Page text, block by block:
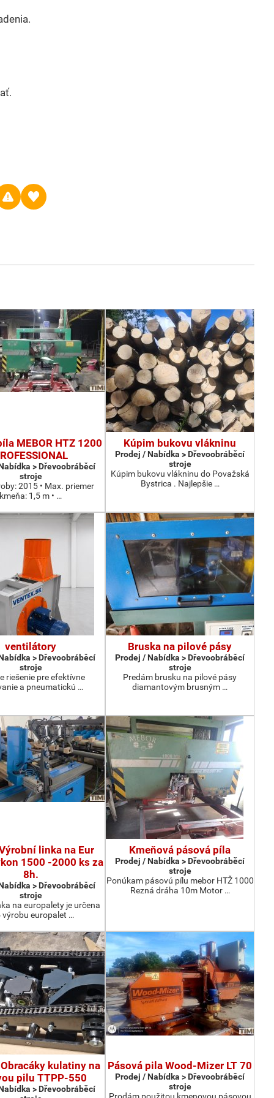
MEBOR HTZ 1200
> Dřevoobráběcí
stroje
2015 • Max. priemer
kmeňa: 1,5 m • …
Kúpim bukovu vlákninu
Prodej / Nabídka > Dřevoobráběcí
stroje
Kúpim bukovu vlákninu do Považská
Bystrica . Najlepšie …
ventilátory
> Dřevoobráběcí
stroje
riešenie pre efektívne
a pneumatickú …
Bruska na pilové pásy
Prodej / Nabídka > Dřevoobráběcí
stroje
Predám brusku na pilové pásy
diamantovým brusným …
linka na Eur
1500 -2000 ks za
8h.
> Dřevoobráběcí
stroje
na europalety je určena
výrobu europalet …
Kmeňová pásová píla
Prodej / Nabídka > Dřevoobráběcí
stroje
Ponúkam pásovú pílu mebor HTŽ 1000
Rezná dráha 10m Motor …
kulatiny na
pilu TTPP-550
> Dřevoobráběcí
Pásová pila Wood-Mizer LT 70
Prodej / Nabídka > Dřevoobráběcí
stroje